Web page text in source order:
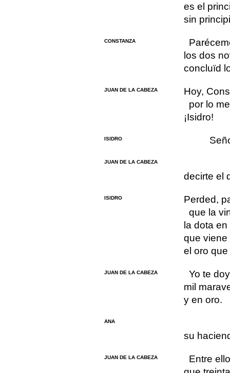
es el
sin
CONSTANZA
los dos
concluïd
JUAN DE LA CABEZA
Hoy,
por lo
¡Isidro!
ISIDRO
JUAN DE LA CABEZA
decirte el
ISIDRO
Perded,
que la
la dota
que viene
el oro
JUAN DE LA CABEZA
Yo te
mil
y en oro.
ANA
su
JUAN DE LA CABEZA
Entre